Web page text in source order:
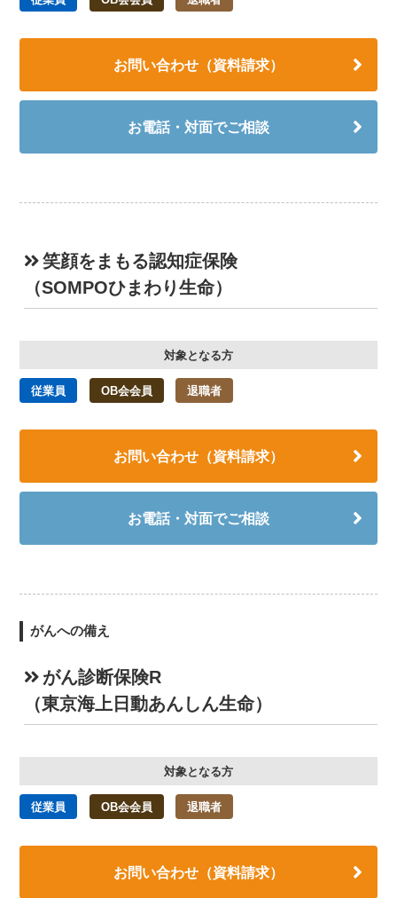
お問い合わせ（資料請求）
お電話・対面でご相談
笑顔をまもる認知症保険
（SOMPOひまわり生命）
対象となる方
従業員 OB会会員 退職者
お問い合わせ（資料請求）
お電話・対面でご相談
がんへの備え
がん診断保険R
（東京海上日動あんしん生命）
対象となる方
従業員 OB会会員 退職者
お問い合わせ（資料請求）